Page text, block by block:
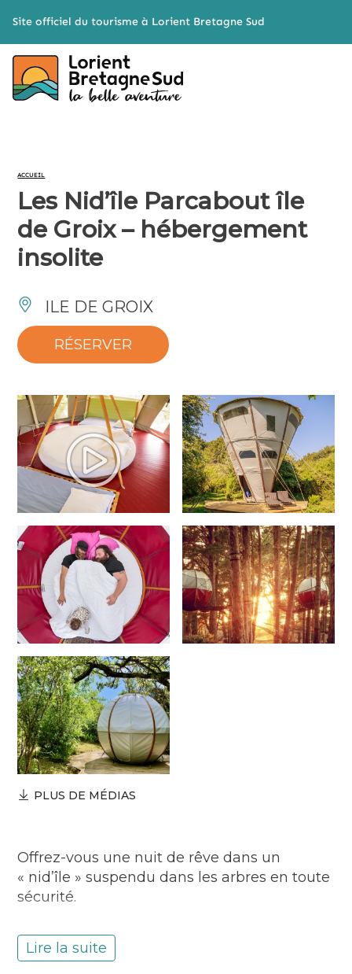
Site officiel du tourisme à Lorient Bretagne Sud
ACCUEIL
Les Nid’île Parcabout île
de Groix – hébergement
insolite
ILE DE GROIX
RÉSERVER
PLUS DE MÉDIAS
Offrez-vous une nuit de rêve dans un
« nid’île » suspendu dans les arbres en toute
sécurité.
mètres de hauteur. Hébergements insolites
pour 2 ou 4 pers. accessibles dès 16h.
Lire la suite